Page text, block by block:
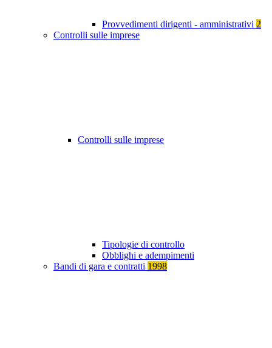
Provvedimenti dirigenti - amministrativi 2
Controlli sulle imprese
Controlli sulle imprese
Tipologie di controllo
Obblighi e adempimenti
Bandi di gara e contratti 1998